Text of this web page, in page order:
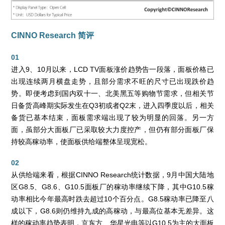
CINNO Research 简评
01
进入9、10月以来，LCD TV面板涨价趋势告一段落，面板价格已
出现连续两月横盘走势，且部分需求不旺的尺寸已出现跌价趋
势。即便考虑到国内双十一、北美黑五等购物节需求，但相关节
日备货高峰期实际发生在Q3初或者Q2末，进入四季度以后，相关
备货已基本结束，面板需求端出现了较为明显的回落。另一方
面，虽部分大面板厂已采取较大力度控产，但仍有部分面板厂保
持较高稼动率，使面板供给端整体呈现宽松。
02
从供给端来看，根据CINNO Research统计数据，9月中国大陆地
区G8.5、G8.6、G10.5面板厂的稼动率继续下降，其中G10.5稼
动率相比今年最高时跌去超过10个百分点。G8.5稼动率已降至八
成以下，G8.6则仍维持九成的高稼动，与最高位基本无差异。这
样的稼动率趋势表明，京东方、华星光电等以G10.5为主的大面板